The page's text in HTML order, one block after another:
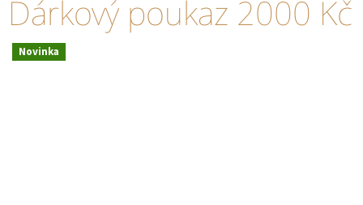
Dárkový poukaz 2000 Kč
Novinka